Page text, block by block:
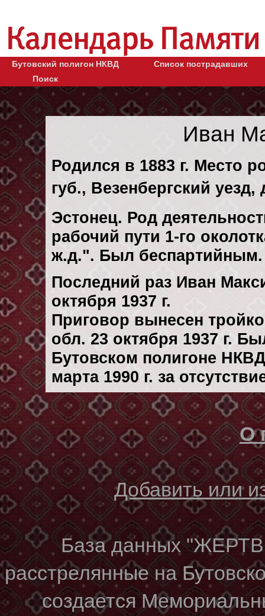
Бутовский полигон НКВД
Список пострадавших
Поиск
Иван
Родился в 1883 г. Место
губ., Везенбергский уезд,
Эстонец. Род
рабочий пути 1-го
ж.д.". Был беспартийным.
Последний раз Иван
октября 1937 г.
Приговор вынесен
обл. 23 октября 1937 г.
Бутовском полигоне
марта 1990 г. за
О
Добавить или
База данных
расстрелянные на
создается